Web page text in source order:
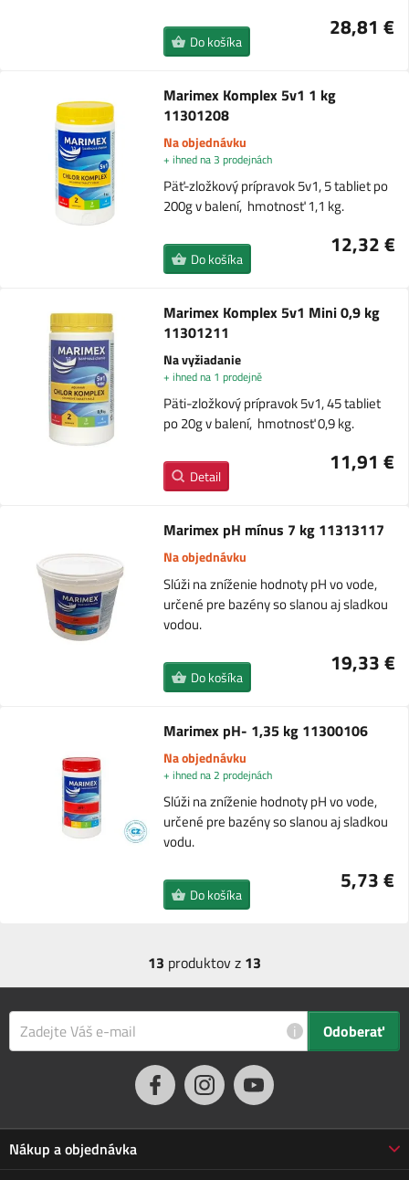
28,81 €
Do košíka
Marimex Komplex 5v1 1 kg
11301208
Na objednávku
+ ihned na 3 prodejnách
Päť-zložkový prípravok 5v1, 5 tabliet po
200g v balení, hmotnosť 1,1 kg.
12,32 €
Do košíka
Marimex Komplex 5v1 Mini 0,9 kg
11301211
Na vyžiadanie
+ ihned na 1 prodejně
Päti-zložkový prípravok 5v1, 45 tabliet
po 20g v balení, hmotnosť 0,9 kg.
11,91 €
Detail
Marimex pH mínus 7 kg 11313117
Na objednávku
Slúži na zníženie hodnoty pH vo vode,
určené pre bazény so slanou aj sladkou
vodou.
19,33 €
Do košíka
Marimex pH- 1,35 kg 11300106
Na objednávku
+ ihned na 2 prodejnách
Slúži na zníženie hodnoty pH vo vode,
určené pre bazény so slanou aj sladkou
vodu.
5,73 €
Do košíka
13 produktov z 13
i Odoberať
Nákup a objednávka